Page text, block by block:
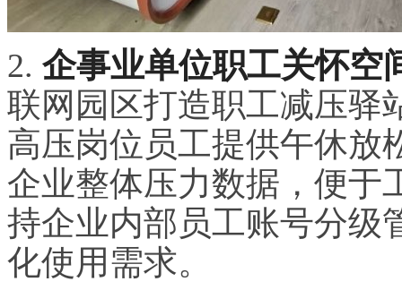
2. 企事业单位职工关怀空
联网园区打造职工减压驿
高压岗位员工提供午休放
企业整体压力数据，便于
持企业内部员工账号分级
化使用需求。